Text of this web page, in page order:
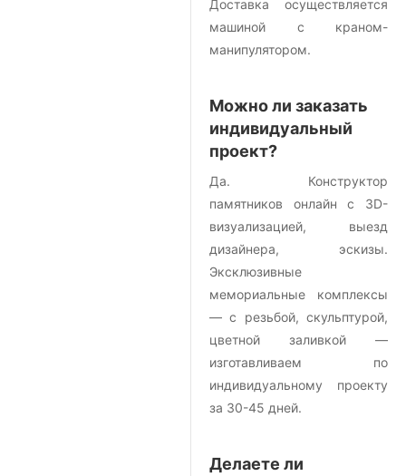
Доставка осуществляется
машиной с краном-
манипулятором.
Можно ли заказать
индивидуальный
проект?
Да. Конструктор
памятников онлайн с 3D-
визуализацией, выезд
дизайнера, эскизы.
Эксклюзивные
мемориальные комплексы
— с резьбой, скульптурой,
цветной заливкой —
изготавливаем по
индивидуальному проекту
за 30-45 дней.
Делаете ли